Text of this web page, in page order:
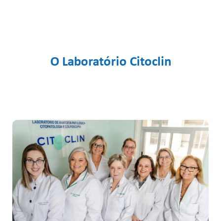
O Laboratório Citoclin